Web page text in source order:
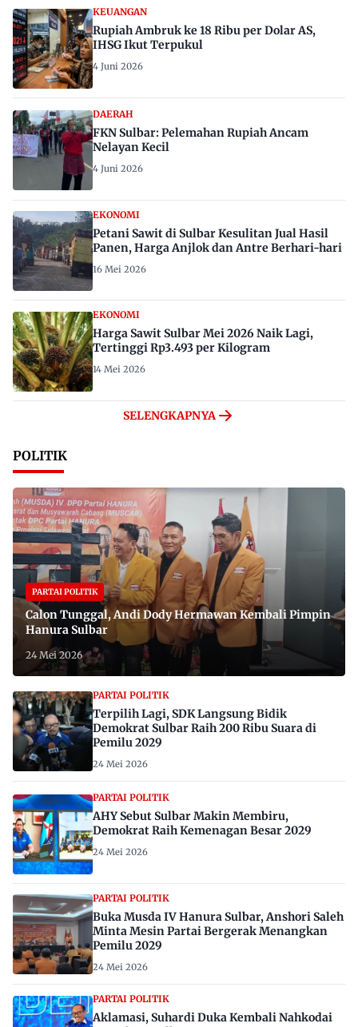
KEUANGAN
Rupiah Ambruk ke 18 Ribu per Dolar AS,
IHSG Ikut Terpukul
4 Juni 2026
DAERAH
FKN Sulbar: Pelemahan Rupiah Ancam
Nelayan Kecil
4 Juni 2026
EKONOMI
Petani Sawit di Sulbar Kesulitan Jual Hasil
Panen, Harga Anjlok dan Antre Berhari-hari
16 Mei 2026
EKONOMI
Harga Sawit Sulbar Mei 2026 Naik Lagi,
Tertinggi Rp3.493 per Kilogram
14 Mei 2026
SELENGKAPNYA
POLITIK
PARTAI POLITIK
Calon Tunggal, Andi Dody Hermawan Kembali Pimpin
Hanura Sulbar
24 Mei 2026
PARTAI POLITIK
Terpilih Lagi, SDK Langsung Bidik
Demokrat Sulbar Raih 200 Ribu Suara di
Pemilu 2029
24 Mei 2026
PARTAI POLITIK
AHY Sebut Sulbar Makin Membiru,
Demokrat Raih Kemenagan Besar 2029
24 Mei 2026
PARTAI POLITIK
Buka Musda IV Hanura Sulbar, Anshori Saleh
Minta Mesin Partai Bergerak Menangkan
Pemilu 2029
24 Mei 2026
PARTAI POLITIK
Aklamasi, Suhardi Duka Kembali Nahkodai